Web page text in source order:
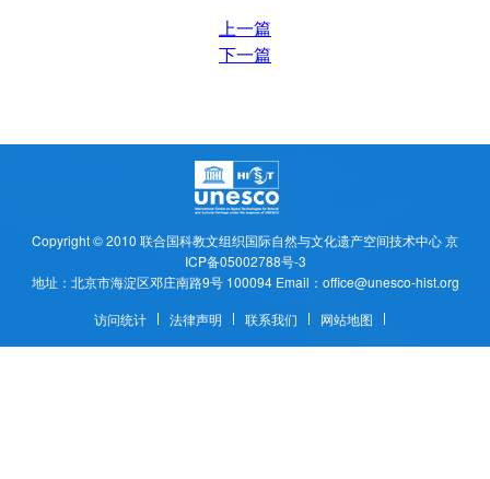
上一篇
下一篇
Copyright © 2010 联合国科教文组织国际自然与文化遗产空间技术中心京
ICP备05002788号-3
地址：北京市海淀区邓庄南路9号 100094 Email：office@unesco-hist.org
访问统计
法律声明 联系我们 网站地图